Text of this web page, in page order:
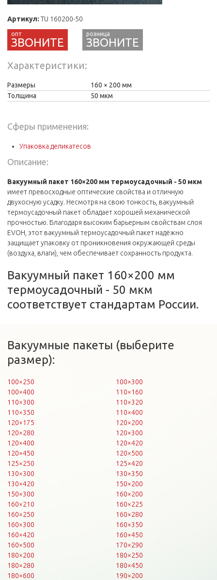
Артикул: TU 160200-50
ЗВОНИТЕ
Характеристики
Размеры 160
200 мм
Толщина
50 мкм
Сферы применения:
Упаковка деликатесов
Описание:
Вакуумный пакет 160×200 мм термоусадочный - 50 мкм
имеет превосходные оптические свойства и отличную
двухосную усадку. Несмотря на свою тонкость, вакуумный
термоусадочный пакет обладает хорошей механической
прочностью. Благодаря высоким барьерным свойствам слоя
EVOH, этот вакуумный термоусадочный пакет надёжно
защищает упаковку от проникновения окружающей среды
(воздуха, влаги), чем обеспечивает сохранность продукта.
Вакуумный пакет 160×200 мм
термоусадочный - 50 мкм
соответствует стандартам России.
Вакуумные пакеты (выберите
размер):
100×250
100×300
100×400
110×160
110×300
110×320
110×350
110×400
120×175
120×200
120×280
120×300
120×400
120×420
120×450
120×500
125×250
125×420
130×300
130×350
130×420
150×200
150×300
160×200
160×210
160×225
160×250
160×280
160×300
160×350
160×420
160×450
160×500
170×290
180×200
180×250
180×280
180×450
180×600
190×200